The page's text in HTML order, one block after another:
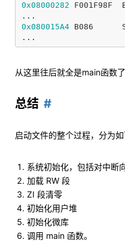
0x08000282
F001F98F
...
0x080015A4 B086
...
从这里往后就全是main函数了
总结
启动文件的整个过程，分为如
系统初始化，包括对中断
加载 RW 段
ZI 段清零
初始化用户堆
初始化微库
调用 main 函数。